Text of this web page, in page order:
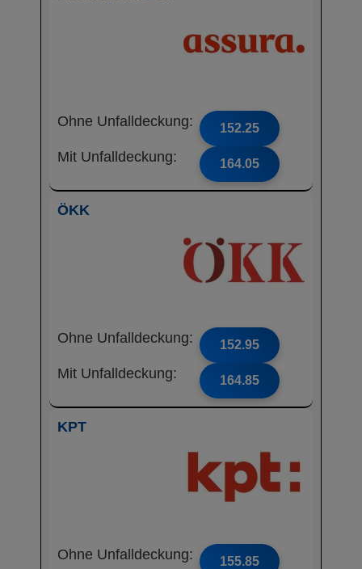
Ohne Unfalldeckung: 152.25
Mit Unfalldeckung: 164.05
ÖKK
Ohne Unfalldeckung: 152.95
Mit Unfalldeckung: 164.85
KPT
Ohne Unfalldeckung: 155.85